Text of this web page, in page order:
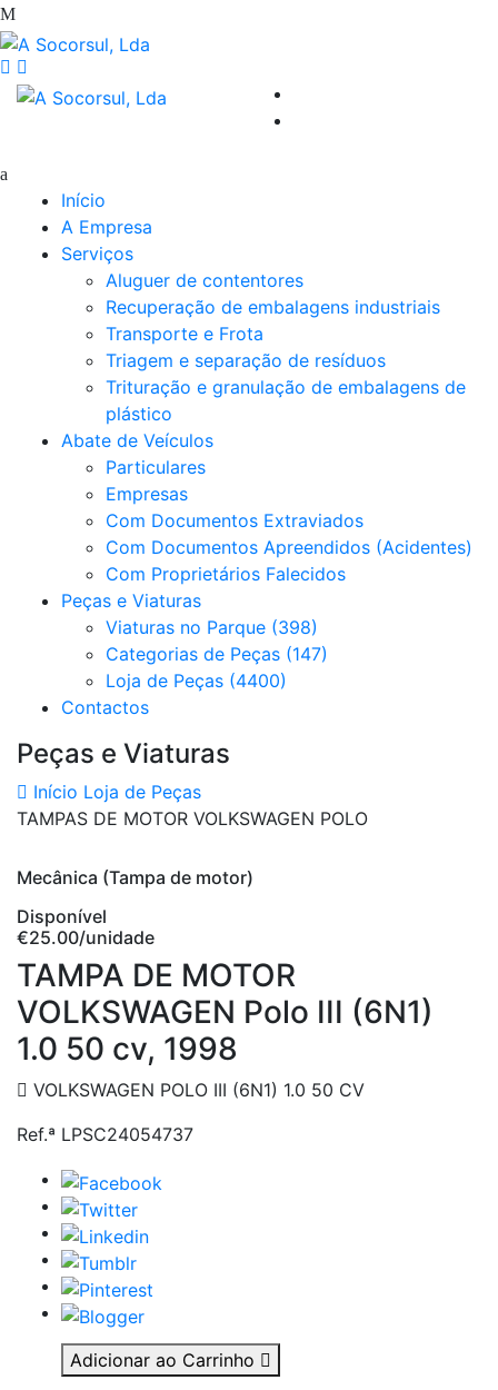
Início
A Empresa
Serviços
Aluguer de contentores
Recuperação de embalagens industriais
Transporte e Frota
Triagem e separação de resíduos
Trituração e granulação de embalagens de
plástico
Abate de Veículos
Particulares
Empresas
Com Documentos Extraviados
Com Documentos Apreendidos (Acidentes)
Com Proprietários Falecidos
Peças e Viaturas
Viaturas no Parque (398)
Categorias de Peças (147)
Loja de Peças (4400)
Contactos
Peças e Viaturas
Início Loja de Peças
TAMPAS DE MOTOR VOLKSWAGEN POLO
Mecânica (Tampa de motor)
Disponível
€25.00/unidade
TAMPA DE MOTOR
VOLKSWAGEN Polo III (6N1)
1.0 50 cv, 1998
VOLKSWAGEN POLO III (6N1) 1.0 50 CV
Ref.ª LPSC24054737
Adicionar ao Carrinho